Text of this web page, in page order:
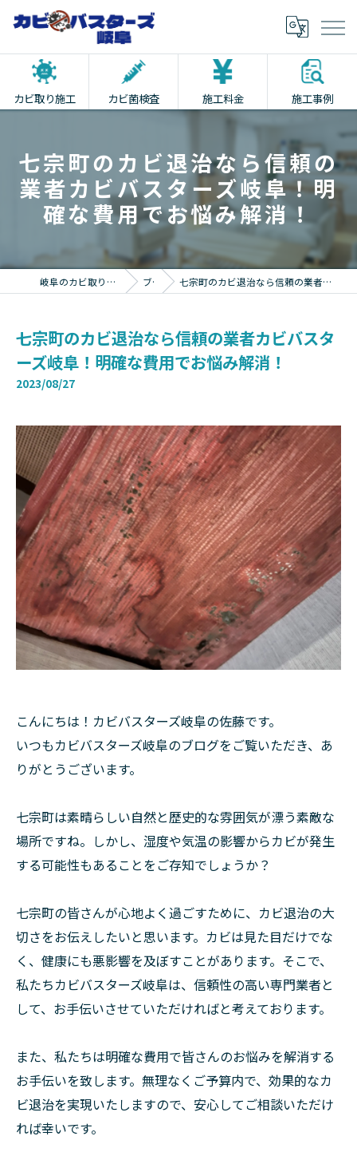
カビ取り施工 カビ菌検査 施工料金 施工事例
七宗町のカビ退治なら信頼の
業者カビバスターズ岐阜！明
確な費用でお悩み解消！
岐阜のカビ取りならカビバスターズ岐阜 ブログ 七宗町のカビ退治なら信頼の業者カビバスターズ岐阜！明確な費用でお悩み解消！
七宗町のカビ退治なら信頼の業者カビバスタ
ーズ岐阜！明確な費用でお悩み解消！
2023/08/27
こんにちは！カビバスターズ岐阜の佐藤です。
いつもカビバスターズ岐阜のブログをご覧いただき、あ
りがとうございます。
七宗町は素晴らしい自然と歴史的な雰囲気が漂う素敵な
場所ですね。しかし、湿度や気温の影響からカビが発生
する可能性もあることをご存知でしょうか？
七宗町の皆さんが心地よく過ごすために、カビ退治の大
切さをお伝えしたいと思います。カビは見た目だけでな
く、健康にも悪影響を及ぼすことがあります。そこで、
私たちカビバスターズ岐阜は、信頼性の高い専門業者と
して、お手伝いさせていただければと考えております。
また、私たちは明確な費用で皆さんのお悩みを解消する
お手伝いを致します。無理なくご予算内で、効果的なカ
ビ退治を実現いたしますので、安心してご相談いただけ
れば幸いです。